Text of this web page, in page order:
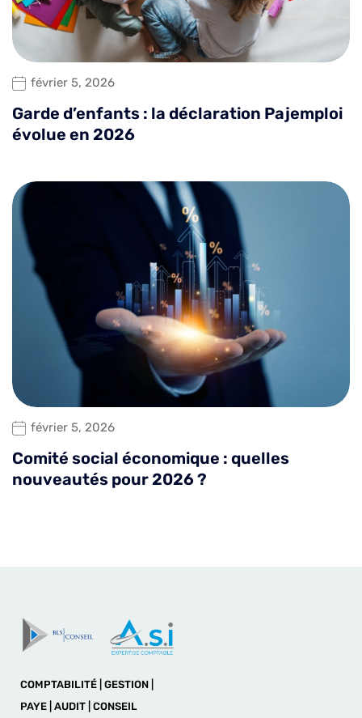
février 5, 2026
Garde d’enfants : la déclaration Pajemploi
évolue en 2026
février 5, 2026
Comité social économique : quelles
nouveautés pour 2026 ?
COMPTABILITÉ | GESTION |
PAYE | AUDIT | CONSEIL